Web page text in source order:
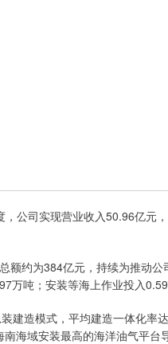
公司实现营业收入50.96亿元
约为384亿元，持续为推动公
吨；安装等海上作业投入0.59
建造模式，平均建造一体化率
海域安装最高的海洋油气平台